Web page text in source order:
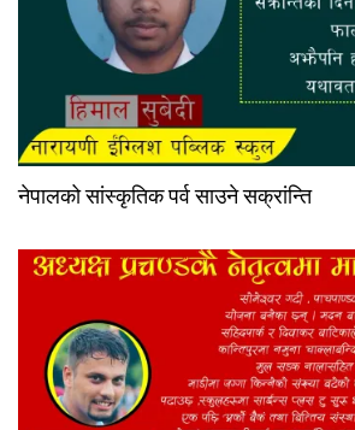
नेपालको सांस्कृतिक पर्व साउने सक्रांन्ति